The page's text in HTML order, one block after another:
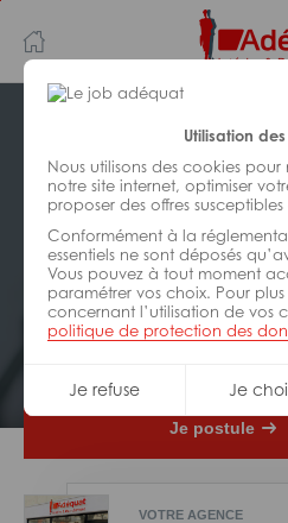
Utilisation
Nous utilisons des cookies
notre site internet, optimiser
proposer des offres susceptibles
Conformément à la
essentiels ne sont déposés
Vous pouvez à tout moment
paramétrer vos choix. Pour
concernant l’utilisation de vos
politique de protection des
Je refuse Je
au
contenu
principal
navigation
INDUSTRIE/
TRANSFORMATION
Réf : 080-312378
Mecano soudeur
Interim Neuville-sur-Saône
Je postule
VOTRE AGENCE